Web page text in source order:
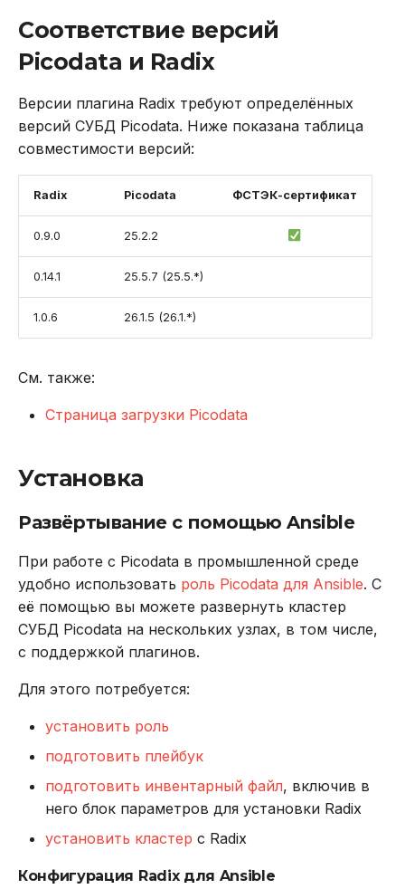
Использование журнала
аудита
Рекомендации по
сайзингу
Настройка Systemd
Устранение неполадок
DROP INDEX
DROP PROCEDURE
DROP TABLE
DROP USER
REVOKE
TRUNCATE TABLE
UPDATE
Добавление сервиса и
установка
Запуск миграции
Включение плагина
Подключение и работа с
Radix
Перенос данных между
предыдущей версии
плагина
Настройка плагина
Авторизация и
управление доступом
Предустановленные
пользователя для
авторизации
Пользователи с
Соответствие версий
Picodata и Radix
Версии плагина Radix требуют определённых
версий СУБД Picodata. Ниже показана таблица
совместимости версий:
Radix Picodata ФСТЭК-сертификат
0.9.0 25.2.2
0.14.1 25.5.7 (25.5.*)
1.0.6 26.1.5 (26.1.*)
См. также:
Страница загрузки Picodata
Установка
Развёртывание с помощью Ansible
При работе с Picodata в промышленной среде
удобно использовать роль Picodata для Ansible. С
её помощью вы можете развернуть кластер
СУБД Picodata на нескольких узлах, в том числе,
с поддержкой плагинов.
Для этого потребуется:
установить роль
подготовить плейбук
подготовить инвентарный файл, включив в
него блок параметров для установки Radix
установить кластер с Radix
Конфигурация Radix для Ansible